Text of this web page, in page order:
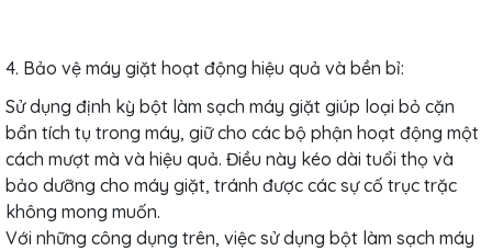
4. Bảo vệ máy giặt hoạt động hiệu quả và bền bỉ:
Sử dụng định kỳ bột làm sạch máy giặt giúp loại bỏ cặn
bẩn tích tụ trong máy, giữ cho các bộ phận hoạt động một
cách mượt mà và hiệu quả. Điều này kéo dài tuổi thọ và
bảo dưỡng cho máy giặt, tránh được các sự cố trục trặc
không mong muốn.
Với những công dụng trên, việc sử dụng bột làm sạch máy